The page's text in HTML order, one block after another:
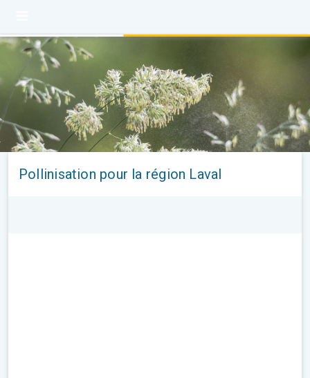
Pollinisation pour la région Laval